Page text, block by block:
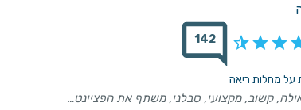
142
ד״ר חלאילה, קשוב, מקצועי, סבלני, משתף את הפציינט בשיקולים הרפואיים שלו ומבקש לשמוע ממנו את תגובתו. יש תחושה טובה שהטיפול נעשה בשיתוף החולה. הרופא אף נתן לי לקרוא מאמר המסביר את יתרונות התרופה שהמליץ עליה. אני מעריך מאד את יחסו של ד״ר חלאילה וכמובן המלצתי חמה ביותר.